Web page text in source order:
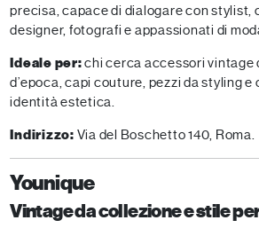
precisa, capace di dialogare con stylist,
designer, fotografi e appassionati di
Ideale per:chi cerca accessori vintage
d’epoca, capi couture, pezzi da styling
identità estetica.
Indirizzo: Via del Boschetto 140, Roma.
Younique
Vintage da collezione e stile